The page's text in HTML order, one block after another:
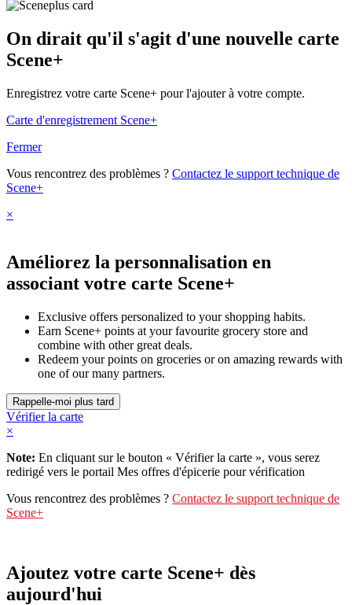
On dirait qu'il s'agit d'une nouvelle carte
Scene+
Enregistrez votre carte Scene+ pour l'ajouter à votre compte.
Carte d'enregistrement Scene+
Fermer
Vous rencontrez des problèmes ? Contactez le support technique de
Scene+
×
Améliorez la personnalisation en
associant votre carte Scene+
Exclusive offers personalized to your shopping habits.
Earn Scene+ points at your favourite grocery store and
combine with other great deals.
Redeem your points on groceries or on amazing rewards with
one of our many partners.
Vérifier la carte
×
Note: En cliquant sur le bouton « Vérifier la carte », vous serez
redirigé vers le portail Mes offres d'épicerie pour vérification
Vous rencontrez des problèmes ? Contactez le support technique de
Scene+
Ajoutez votre carte Scene+ dès
aujourd'hui